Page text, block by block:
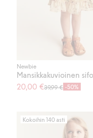
Newbie
Mansikkakuvioinen
20,00 €39,99 € -50%
Kokoihin 140 asti